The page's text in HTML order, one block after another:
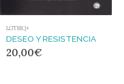
LGTBIQ+
DESEO Y RESISTENCIA
20,00€